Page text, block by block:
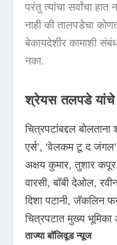
परंतु त्यांचा सर्वांचा
नाही की तालपडेचा
बेकायदेशीर कामाशी
नका.
श्रेयस तलपडे यांचे
चित्रपटांबद्दल
एर्स’, ‘वेलकम टू द
अक्षय कुमार, तुशार
वारसी, बॉबी देओल,
दिशा पटानी, जॅकलिन
चित्रपटात मुख्य
ताज्या बॉलिवूड न्यूज